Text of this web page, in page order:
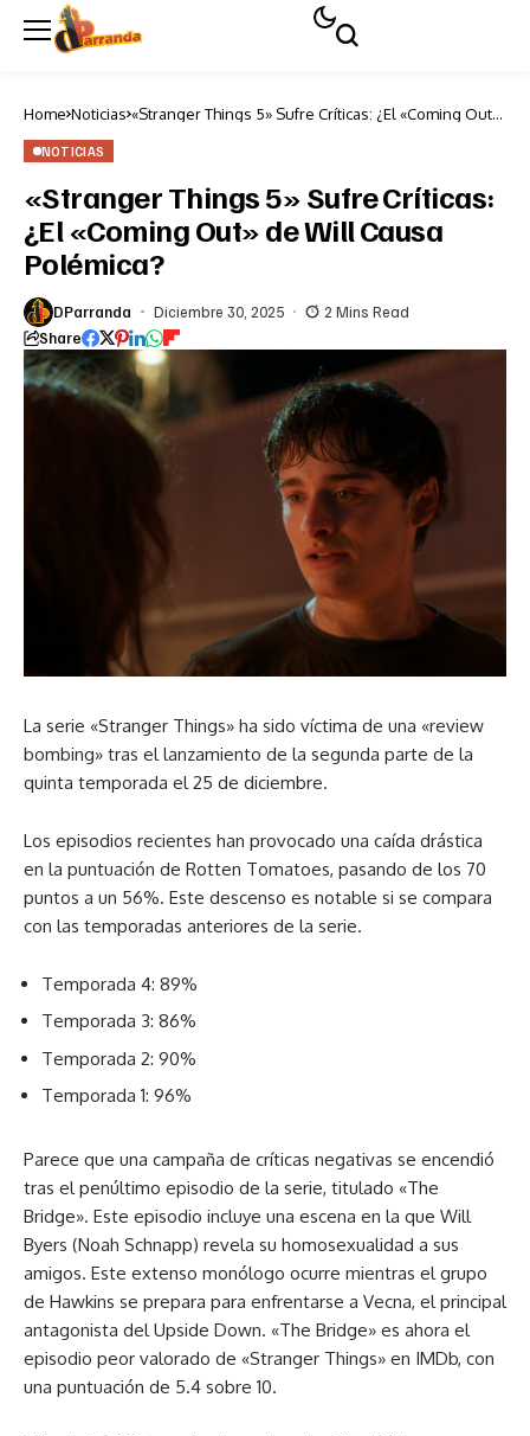
Home Noticias «Stranger Things 5» Sufre Críticas: ¿El «Coming Out»
NOTICIAS
«Stranger Things 5» Sufre Críticas:
¿El «Coming Out» de Will Causa
Polémica?
DParranda Diciembre 30, 2025
2 Mins Read
Share
La serie «Stranger Things» ha sido víctima de una «review
bombing» tras el lanzamiento de la segunda parte de la
quinta temporada el 25 de diciembre.
Los episodios recientes han provocado una caída drástica
en la puntuación de Rotten Tomatoes, pasando de los 70
puntos a un 56%. Este descenso es notable si se compara
con las temporadas anteriores de la serie.
Temporada 4: 89%
Temporada 3: 86%
Temporada 2: 90%
Temporada 1: 96%
Parece que una campaña de críticas negativas se encendió
tras el penúltimo episodio de la serie, titulado «The
Bridge». Este episodio incluye una escena en la que Will
Byers (Noah Schnapp) revela su homosexualidad a sus
amigos. Este extenso monólogo ocurre mientras el grupo
de Hawkins se prepara para enfrentarse a Vecna, el principal
antagonista del Upside Down. «The Bridge» es ahora el
episodio peor valorado de «Stranger Things» en IMDb, con
una puntuación de 5.4 sobre 10.